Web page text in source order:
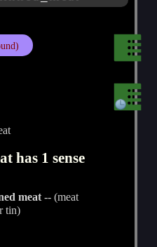
has 1 sense
meat -- (meat
tin)